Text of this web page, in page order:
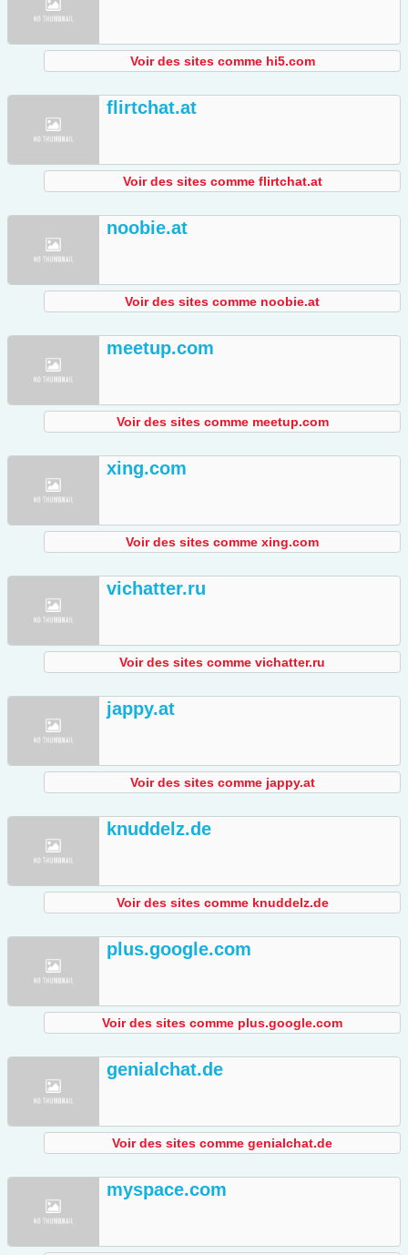
Voir des sites comme hi5.com
flirtchat.at
Voir des sites comme flirtchat.at
noobie.at
Voir des sites comme noobie.at
meetup.com
Voir des sites comme meetup.com
xing.com
Voir des sites comme xing.com
vichatter.ru
Voir des sites comme vichatter.ru
jappy.at
Voir des sites comme jappy.at
knuddelz.de
Voir des sites comme knuddelz.de
plus.google.com
Voir des sites comme plus.google.com
genialchat.de
Voir des sites comme genialchat.de
myspace.com